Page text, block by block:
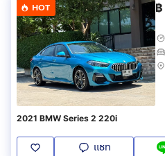
HOT ฿
2021 BMW Series 2 220i
แชท